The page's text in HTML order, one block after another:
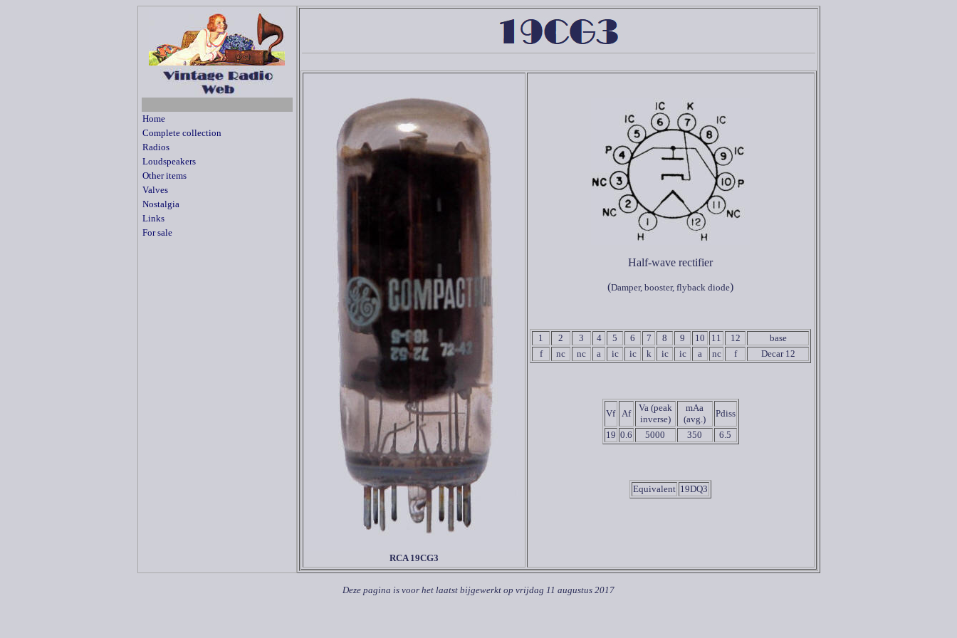
Home
Complete collection
Radios
Loudspeakers
Other items
Valves
Nostalgia
Links
For sale
RCA 19CG3
Half-wave rectifier
(Damper, booster, flyback diode)
1 2 3 4 5 6 7 8 9 10 11 12
base
f
nc nc a ic ic k ic ic a nc f Decar 12
Vf Af
Va (peak
inverse)
mAa
(avg.)
Pdiss
19 0.6 5000 350 6.5
Equivalent 19DQ3
Deze pagina is voor het laatst bijgewerkt op vrijdag 11 augustus 2017